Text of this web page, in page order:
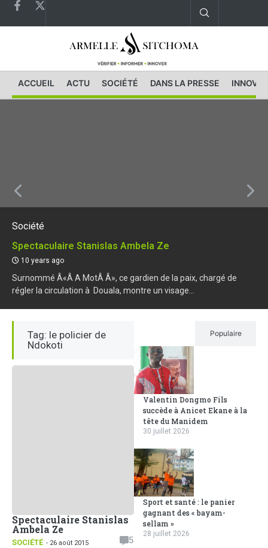
ACCUEIL ACTU SOCIÉTÉ DANS LA PRESSE
Société
Spectaculaire Stanislas Ambela Ze
10 years ago
Surnommé Â«Â A MotÂ Â», ce gardien de la paix, chargé de
régler la circulation à Douala, montre un visage...
Tag: le policier de
Ndokoti
Spectaculaire Stanislas
Ambela Ze
SOCIÉTÉ - 26 août 2015
5
Populaire
Valentin Dongmo Fils
succède à Anicet Ekane à la
tête du Manidem
30 juillet 2026
Sport et santé : le panier
gagnant des « bayam-
sellam »
28 juillet 2026